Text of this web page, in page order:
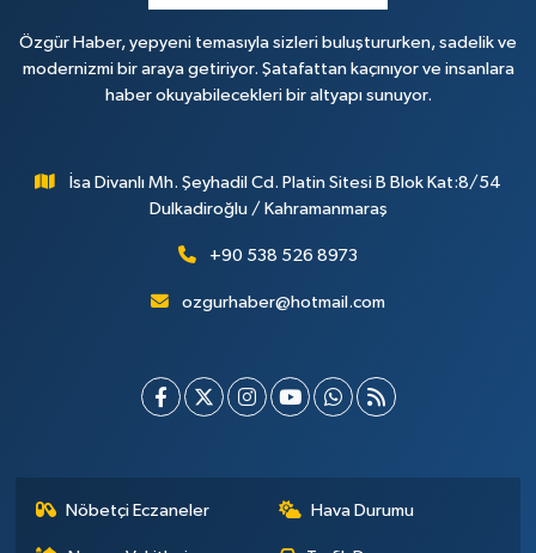
Özgür Haber, yepyeni temasıyla sizleri buluştururken, sadelik ve
modernizmi bir araya getiriyor. Şatafattan kaçınıyor ve insanlara
haber okuyabilecekleri bir altyapı sunuyor.
İsa Divanlı Mh. Şeyhadil Cd. Platin Sitesi B Blok Kat:8/54
Dulkadiroğlu / Kahramanmaraş
+90 538 526 8973
ozgurhaber@hotmail.com
Nöbetçi Eczaneler Hava Durumu